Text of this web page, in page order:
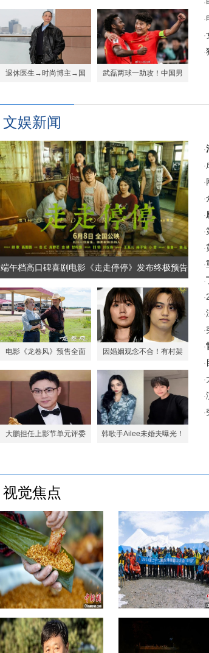
只！潍坊这只警犬走红网
络
衔 取得突破性成果
退休医生→时尚博主→国 武磊两球一助攻！中国男
·
·
·
·
文娱新闻
端午档高口碑喜剧电影《走走停停》发布终极预告
寻找自洽的人生答案
电影《龙卷风》预售全面
开启 “暴风预警”新预告展
现自然威力
因婚姻观念不合！有村架
纯与高桥海人分手
大鹏担任上影节单元评委 韩歌手Ailee未婚夫曝光！
·
·
·
·
·
·
·
·
·
·
·
·
·
·
·
·
·
视觉焦点
安徽黄山：创意臭鳜鱼肉粽飘香
端午
71人成功登顶